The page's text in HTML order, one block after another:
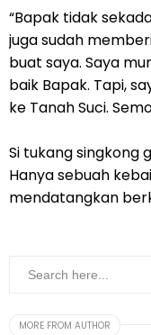
“Bapak tidak
juga sudah
buat saya. Saya
baik Bapak. Tapi,
ke Tanah Suci.
Si tukang singkong
Hanya sebuah
mendatangkan
MORE FROM AUTHOR